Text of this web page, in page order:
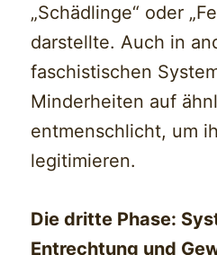
„Schädlinge“ oder
darstellte. Auch in
faschistischen
Minderheiten auf
entmenschlicht, um
legitimieren.
Die dritte Phase:
Entrechtung und